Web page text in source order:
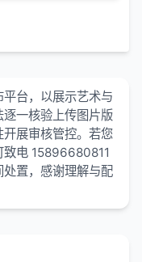
台，以展示艺术与
一核验上传图片版
展审核管控。若您
致电 15896680811
置，感谢理解与配